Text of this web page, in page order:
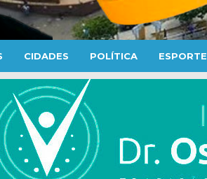
CIDADES POLÍTICA ESPORTE